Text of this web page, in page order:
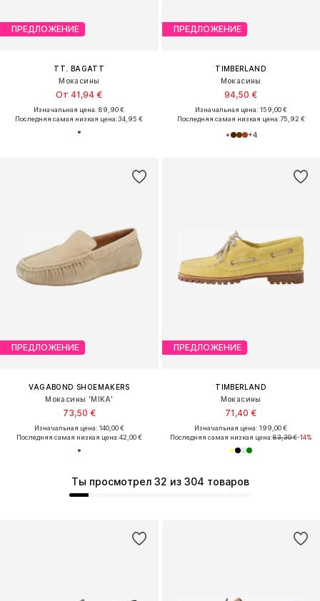
ПРЕДЛОЖЕНИЕ
TT. BAGATT
Мокасины
От 41,94 €
Изначальная цена: 89,90 €
Последняя самая низкая цена:34,95 €
ПРЕДЛОЖЕНИЕ
TIMBERLAND
Мокасины
94,50 €
Изначальная цена: 159,00 €
Последняя самая низкая цена:75,92 €
+4
ПРЕДЛОЖЕНИЕ
VAGABOND SHOEMAKERS
Мокасины 'MIKA'
73,50 €
Изначальная цена: 140,00 €
Последняя самая низкая цена:42,00 €
ПРЕДЛОЖЕНИЕ
TIMBERLAND
Мокасины
71,40 €
Изначальная цена: 199,00 €
Последняя самая низкая цена:83,30 €-14%
Ты просмотрел 32 из 304 товаров